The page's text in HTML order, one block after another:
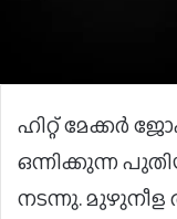
ഹിറ്റ് മേക്കര്‍
ഒന്നിക്കുന്ന
നടന്നു.